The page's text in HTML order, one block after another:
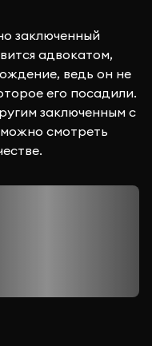
заключенный
адвокатом,
ведь он не
его посадили.
заключенным с
смотреть